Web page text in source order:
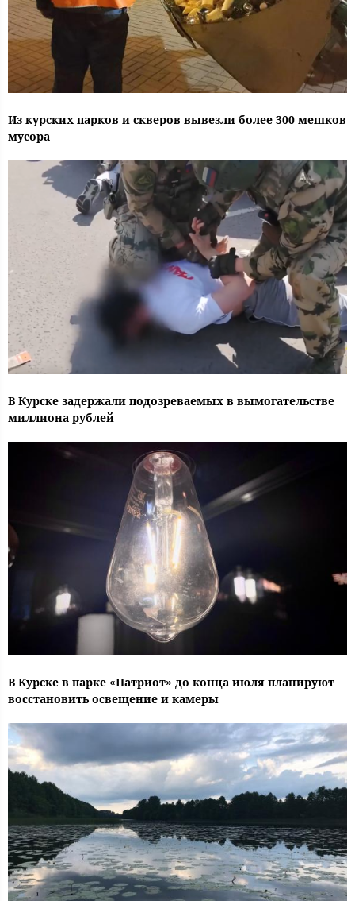
Из курских парков и скверов вывезли более 300 мешков
мусора
В Курске задержали подозреваемых в вымогательстве
миллиона рублей
В Курске в парке «Патриот» до конца июля планируют
восстановить освещение и камеры